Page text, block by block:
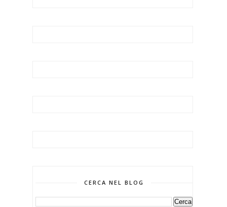
CERCA NEL BLOG